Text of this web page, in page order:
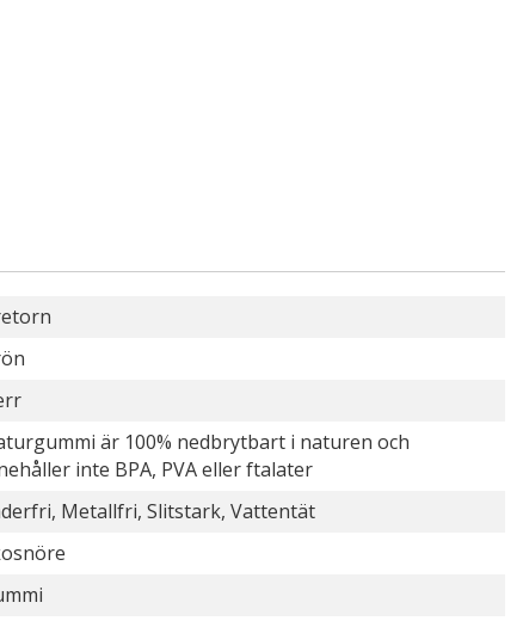
är 100% nedbrytbart i naturen och
inte BPA, PVA eller ftalater
Metallfri, Slitstark, Vattentät